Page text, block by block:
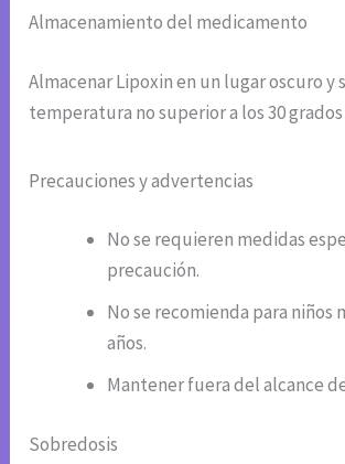
Almacenamiento del medicamento
Almacenar Lipoxin en un lugar oscuro y
temperatura no superior a los 30 grados
Precauciones y advertencias
No se requieren medidas
precaución.
No se recomienda para niños
años.
Mantener fuera del alcance
Sobredosis